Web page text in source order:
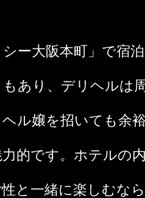
ー大阪本町」で宿
あり、デリヘルは
ル嬢を招いても余
的です。ホテルの
と一緒に楽しむな